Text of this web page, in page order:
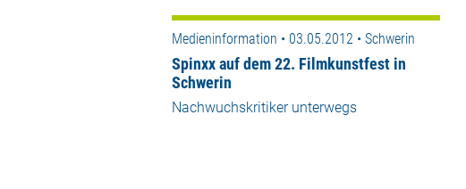
Medieninformation • 03.05.2012 • Schwerin
Spinxx auf dem 22. Filmkunstfest in
Schwerin
Nachwuchskritiker unterwegs